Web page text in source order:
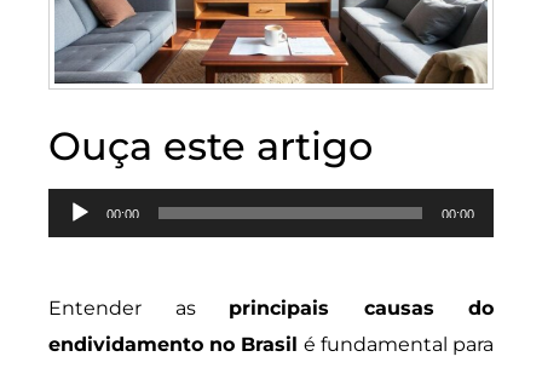
Ouça este artigo
Tocador
de
00:00 00:00
Entender as principais causas do
endividamento no Brasil é fundamental para